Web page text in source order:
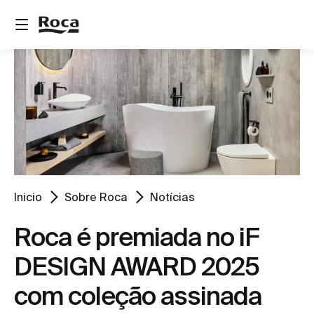
Inicio Sobre Roca Notícias
Roca é premiada no iF
DESIGN AWARD 2025
com coleção assinada